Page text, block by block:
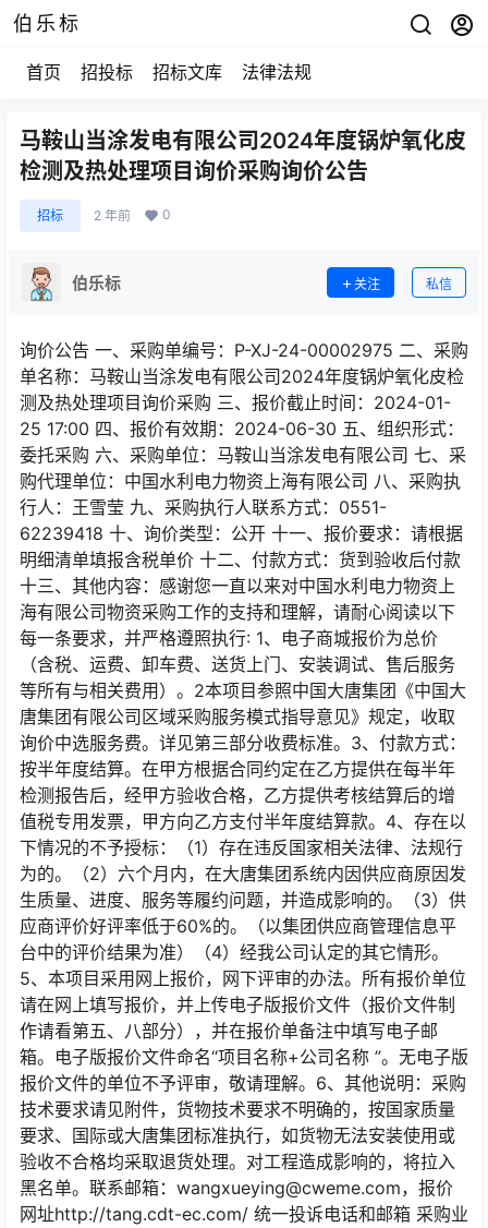
伯乐标
首页 招投标 招标文库 法律法规
马鞍山当涂发电有限公司2024年度锅炉氧化皮
检测及热处理项目询价采购询价公告
招标 2 年前 0
伯乐标 关注 私信
询价公告 一、采购单编号：P-XJ-24-00002975 二、采购
单名称：马鞍山当涂发电有限公司2024年度锅炉氧化皮检
测及热处理项目询价采购 三、报价截止时间：2024-01-
25 17:00 四、报价有效期：2024-06-30 五、组织形式：
委托采购 六、采购单位：马鞍山当涂发电有限公司 七、采
购代理单位：中国水利电力物资上海有限公司 八、采购执
行人：王雪莹 九、采购执行人联系方式：0551-
62239418 十、询价类型：公开 十一、报价要求：请根据
明细清单填报含税单价 十二、付款方式：货到验收后付款
十三、其他内容：感谢您一直以来对中国水利电力物资上
海有限公司物资采购工作的支持和理解，请耐心阅读以下
每一条要求，并严格遵照执行: 1、电子商城报价为总价
（含税、运费、卸车费、送货上门、安装调试、售后服务
等所有与相关费用）。2本项目参照中国大唐集团《中国大
唐集团有限公司区域采购服务模式指导意见》规定，收取
询价中选服务费。详见第三部分收费标准。3、付款方式：
按半年度结算。在甲方根据合同约定在乙方提供在每半年
检测报告后，经甲方验收合格，乙方提供考核结算后的增
值税专用发票，甲方向乙方支付半年度结算款。4、存在以
下情况的不予授标：（1）存在违反国家相关法律、法规行
为的。（2）六个月内，在大唐集团系统内因供应商原因发
生质量、进度、服务等履约问题，并造成影响的。（3）供
应商评价好评率低于60%的。（以集团供应商管理信息平
台中的评价结果为准）（4）经我公司认定的其它情形。
5、本项目采用网上报价，网下评审的办法。所有报价单位
请在网上填写报价，并上传电子版报价文件（报价文件制
作请看第五、八部分），并在报价单备注中填写电子邮
箱。电子版报价文件命名“项目名称+公司名称 ”。无电子版
报价文件的单位不予评审，敬请理解。6、其他说明：采购
技术要求请见附件，货物技术要求不明确的，按国家质量
要求、国际或大唐集团标准执行，如货物无法安装使用或
验收不合格均采取退货处理。对工程造成影响的，将拉入
黑名单。联系邮箱：wangxueying@cweme.com，报价
网址http://tang.cdt-ec.com/ 统一投诉电话和邮箱 采购业